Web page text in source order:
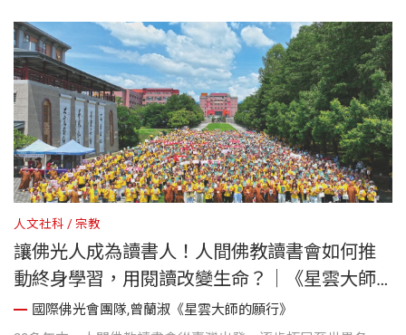
人文社科 宗教
讓佛光人成為讀書人！人間佛教讀書會如何推
動終身學習，用閱讀改變生命？｜《星雲大師
的願行》
國際佛光會團隊,曾蘭淑《星雲大師的願行》